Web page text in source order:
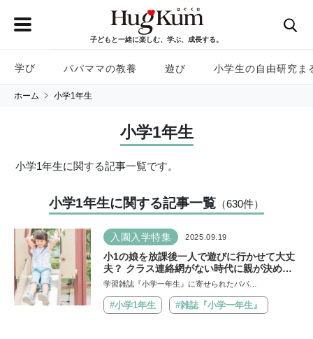
子どもと一緒に楽しむ、学ぶ、成長する。
学び パパママの教養 遊び 小学生の自由研究ま
ホーム 小学1年生
小学1年生
小学1年生に関する記事一覧です。
小学1年生に関する記事一覧 （630件）
入園入学特集 2025.09.19
小1の娘を放課後一人で遊びに行かせて大丈
夫？ クラス連絡網がない時代に親が決める
べき「おうちルール」【現役教師がアドバイ
学習雑誌『小学一年生』に寄せられたパパ…
#小学1年生 #雑誌『小学一年生』